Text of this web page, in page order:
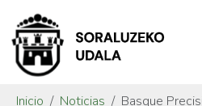
Inicio Noticias Basque